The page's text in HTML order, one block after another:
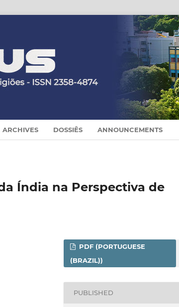
ARCHIVES DOSSIÊS ANNOUNCEMENTS
Índia na Perspectiva de
PDF (PORTUGUESE
(BRAZIL))
PUBLISHED